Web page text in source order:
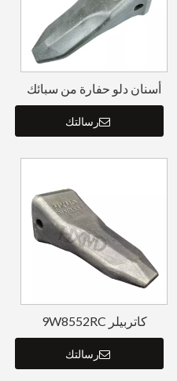
أسنان دلو حفارة من سبائك
الصلب من Cat للهندسة
E330 1U3552RC
رسالتك
كاتربيلر 9W8552RC
1U3552RC أسنان دلو
مزورة
رسالتك